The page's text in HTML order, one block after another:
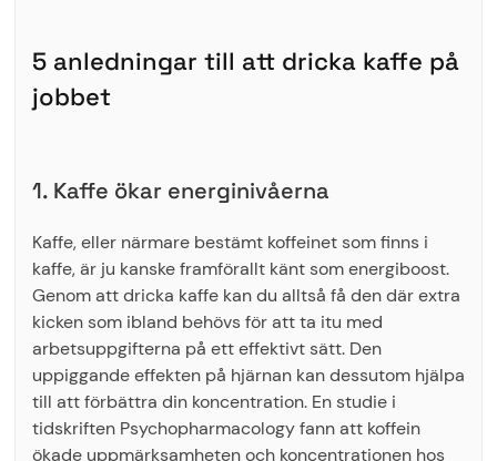
5 anledningar till att dricka kaffe på
jobbet
1. Kaffe ökar energinivåerna
Kaffe, eller närmare bestämt koffeinet som finns i
kaffe, är ju kanske framförallt känt som energiboost.
Genom att dricka kaffe kan du alltså få den där extra
kicken som ibland behövs för att ta itu med
arbetsuppgifterna på ett effektivt sätt. Den
uppiggande effekten på hjärnan kan dessutom hjälpa
till att förbättra din koncentration. En studie i
tidskriften Psychopharmacology fann att koffein
ökade uppmärksamheten och koncentrationen hos